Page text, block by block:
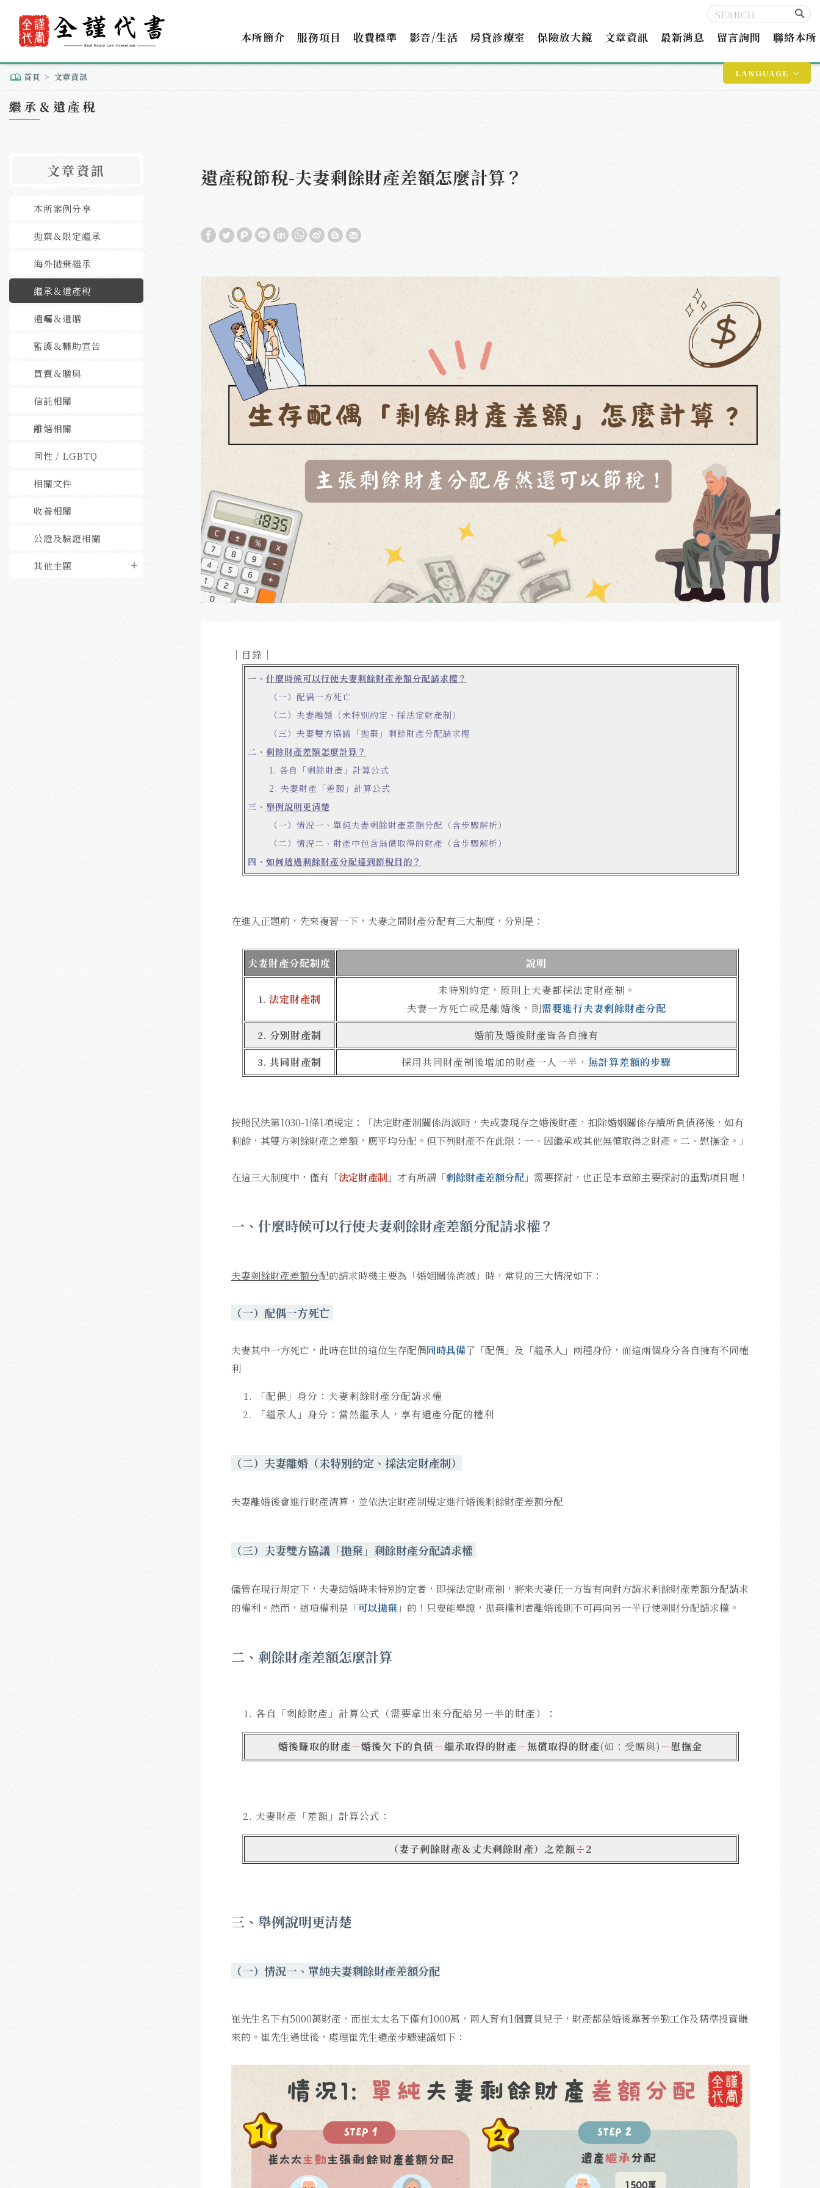
LANGUAGE
本所簡介 服務項目 收費標準 影音/生活 房貸診療室 保險放大鏡 文章資訊 最新消息 留言詢問 聯絡本所
首頁 文章資訊
繼承＆遺產稅
文章資訊
本所案例分享
拋棄＆限定繼承
海外拋棄繼承
繼承＆遺產稅
遺囑＆遺贈
監護＆輔助宣告
買賣＆贈與
信託相關
離婚相關
同性 / LGBTQ
相關文件
收養相關
公證及驗證相關
其他主題
遺產稅節稅-夫妻剩餘財產差額怎麼計算？
｜目錄｜
一、 什麼時候可以行使夫妻剩餘財產差額分配請求權？
（一）配偶一方死亡
（二）夫妻離婚（未特別約定、採法定財產制）
（三）夫妻雙方協議「拋棄」剩餘財產分配請求權
二、 剩餘財產差額怎麼計算？
1. 各自「剩餘財產」計算公式
2. 夫妻財產「差額」計算公式
三、 舉例說明更清楚
（一）情況一、單純夫妻剩餘財產差額分配（含步驟解析）
（二）情況二、財產中包含無償取得的財產（含步驟解析）
四、 如何透過剩餘財產分配達到節稅目的？
在進入正題前，先來複習一下，夫妻之間財產分配有三大制度，分別是：
夫妻財產分配制度 說明
1. 法定財產制
未特別約定，原則上夫妻都採法定財產制。
夫妻一方死亡或是離婚後，則需要進行夫妻剩餘財產分配
2. 分別財產制 婚前及婚後財產皆各自擁有
3. 共同財產制 採用共同財產制後增加的財產一人一半， 無計算差額的步驟
按照民法第1030-1條1項規定：「法定財產制關係消滅時，夫或妻現存之婚後財產，扣除婚姻關係存續所負債務後，如有
剩餘，其雙方剩餘財產之差額，應平均分配。但下列財產不在此限：一、因繼承或其他無償取得之財產。二、慰撫金。」
在這三大制度中，僅有「法定財產制 」才有所謂「剩餘財產差額分配」需要探討，也正是本章節主要探討的重點項目喔！
一、什麼時候可以行使夫妻剩餘財產差額分配請求權？
夫妻剩餘財產差額分配的請求時機主要為「婚姻關係消滅」時，常見的三大情況如下：
（一）配偶一方死亡
夫妻其中一方死亡，此時在世的這位生存配偶同時具備了「配偶」及「繼承人」兩種身份，而這兩個身分各自擁有不同權
利
「配偶」身分：夫妻剩餘財產分配請求權
「繼承人」身分：當然繼承人，享有遺產分配的權利
（二） 夫妻離婚（未特別約定、採法定財產制）
夫妻離婚後會進行財產清算，並依法定財產制規定進行婚後剩餘財產差額分配
（三）夫妻雙方協議「拋棄」剩餘財產分配請求權
儘管在現行規定下，夫妻結婚時未特別約定者，即採法定財產制，將來夫妻任一方皆有向對方請求剩餘財產差額分配請求
的權利。然而，這項權利是「可以拋棄」的！只要能舉證，拋棄權利者離婚後則不可再向另一半行使剩財分配請求權。
二、剩餘財產差額怎麼計算
各自「剩餘財產」計算公式（需要拿出來分配給另一半的財產）：
婚後賺取的財產－婚後欠下的負債－繼承取得的財產－無償取得的財產(如：受贈與) －慰撫金
夫妻財產「差額」計算公式：
（妻子剩餘財產＆丈夫剩餘財產）之差額÷2
三、舉例說明更清楚
（一）情況一、單純夫妻剩餘財產差額分配
崔先生名下有5000萬財產，而崔太太名下僅有1000萬，兩人育有1個寶貝兒子，財產都是婚後靠著辛勤工作及精準投資賺
來的。崔先生過世後，處理崔先生遺產步驟建議如下：